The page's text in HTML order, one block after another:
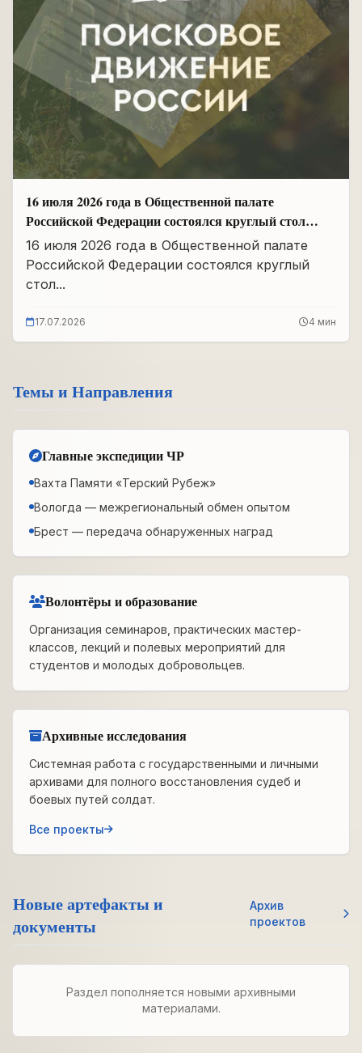
16 июля 2026 года в Общественной палате
Российской Федерации состоялся круглый стол
«Сохранение памяти о Героях подвига
самопожертвования и воспитание...
16 июля 2026 года в Общественной палате
Российской Федерации состоялся круглый
стол...
17.07.2026 4 мин
Темы и Направления
Главные экспедиции ЧР
Вахта Памяти «Терский Рубеж»
Вологда — межрегиональный обмен опытом
Брест — передача обнаруженных наград
Волонтёры и образование
Организация семинаров, практических мастер-
классов, лекций и полевых мероприятий для
студентов и молодых добровольцев.
Архивные исследования
Системная работа с государственными и личными
архивами для полного восстановления судеб и
боевых путей солдат.
Все проекты
Новые артефакты и
документы
Архив
проектов
Раздел пополняется новыми архивными
материалами.